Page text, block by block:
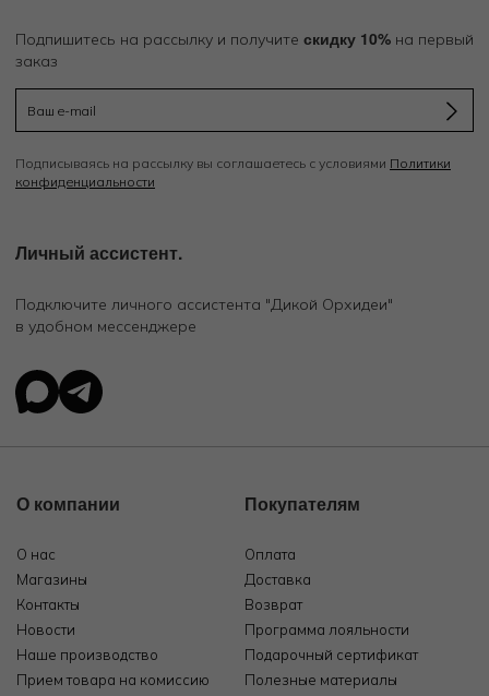
Подпишитесь на рассылку и получите скидку 10% на первый
заказ
Подписываясь на рассылку вы соглашаетесь с условиями Политики
конфиденциальности
Личный ассистент.
Подключите личного ассистента "Дикой Орхидеи"
в удобном мессенджере
О компании
О нас
Магазины
Контакты
Новости
Наше производство
Прием товара на комиссию
Покупателям
Оплата
Доставка
Возврат
Программа лояльности
Подарочный сертификат
Полезные материалы